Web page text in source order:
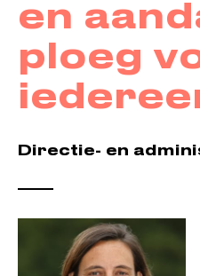
en
ploeg
Directie- en